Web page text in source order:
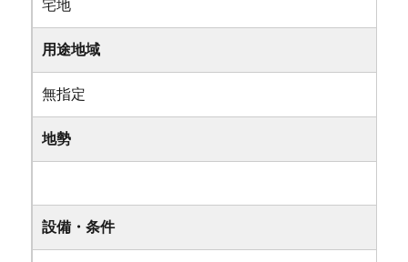
宅地
用途地域
無指定
地勢
設備・条件